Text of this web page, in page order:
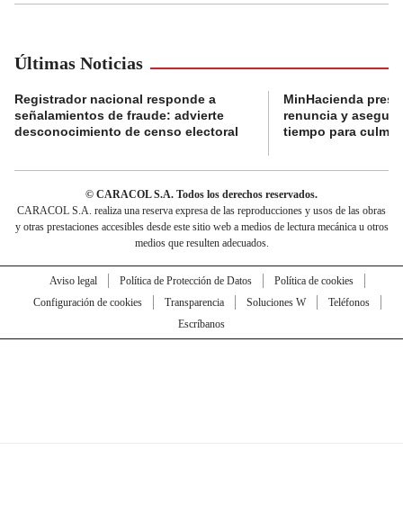
Últimas Noticias
Registrador nacional responde a
señalamientos de fraude: advierte
desconocimiento de censo electoral
MinHacienda
renuncia y
tiempo para
© CARACOL S.A. Todos los derechos reservados.
CARACOL S.A. realiza una reserva expresa de las reproducciones y usos de las obras
y otras prestaciones accesibles desde este sitio web a medios de lectura mecánica u otros
medios que resulten adecuados.
Aviso legal Política de Protección de Datos
Política de cookies
Configuración de cookies
Transparencia Soluciones W
Teléfonos
Escríbanos